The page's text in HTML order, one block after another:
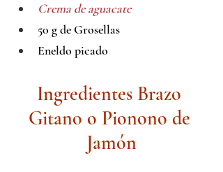
Crema de aguacate
50 g de Grosellas
Eneldo picado
Ingredientes Brazo
Gitano o Pionono de
Jamón